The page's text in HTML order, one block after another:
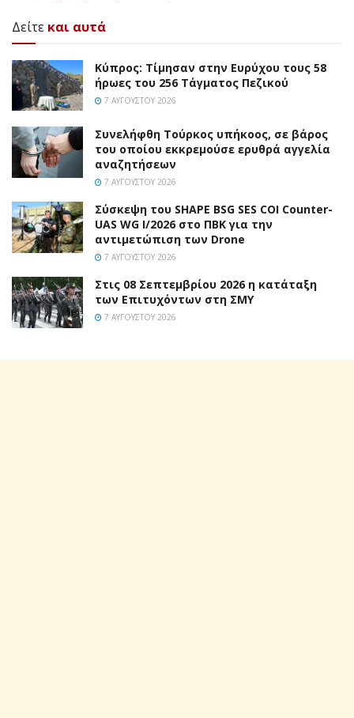
Δείτε και αυτά
Κύπρος: Τίμησαν στην Ευρύχου τους 58
ήρωες του 256 Τάγματος Πεζικού
7 ΑΥΓΟΎΣΤΟΥ 2026
Συνελήφθη Τούρκος υπήκοος, σε βάρος
του οποίου εκκρεμούσε ερυθρά αγγελία
αναζητήσεων
7 ΑΥΓΟΎΣΤΟΥ 2026
Σύσκεψη του SHAPE BSG SES COI Counter-
UAS WG I/2026 στο ΠΒΚ για την
αντιμετώπιση των Drone
7 ΑΥΓΟΎΣΤΟΥ 2026
Στις 08 Σεπτεμβρίου 2026 η κατάταξη
των Επιτυχόντων στη ΣΜΥ
7 ΑΥΓΟΎΣΤΟΥ 2026